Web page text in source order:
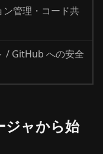
ン管理・コード共
/ GitHub への安全
ジャから始